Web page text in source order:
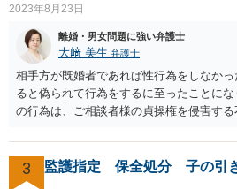
2023年8月23日
離婚・男女問題に強い弁護士
大﨑 美生 弁護士
相手方が既婚者であれば性行為をしなか
ると偽られて行為をするに至ったことに
の行為は、ご相談者様の貞操権を侵害す
ませんが、上記は性行為があったことを
依頼されると、相手方の住民票を取得す
慰謝料の額含め、一度弁護士にご相談され
3 監護指定 保全処分 子の引